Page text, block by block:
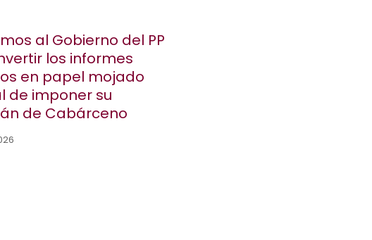
al Gobierno del PP
los informes
en papel mojado
de imponer su
de Cabárceno